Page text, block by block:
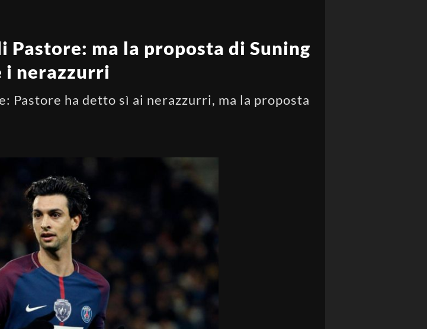
Pastore: ma la proposta di Suning
i nerazzurri
Pastore ha detto sì ai nerazzurri, ma la proposta